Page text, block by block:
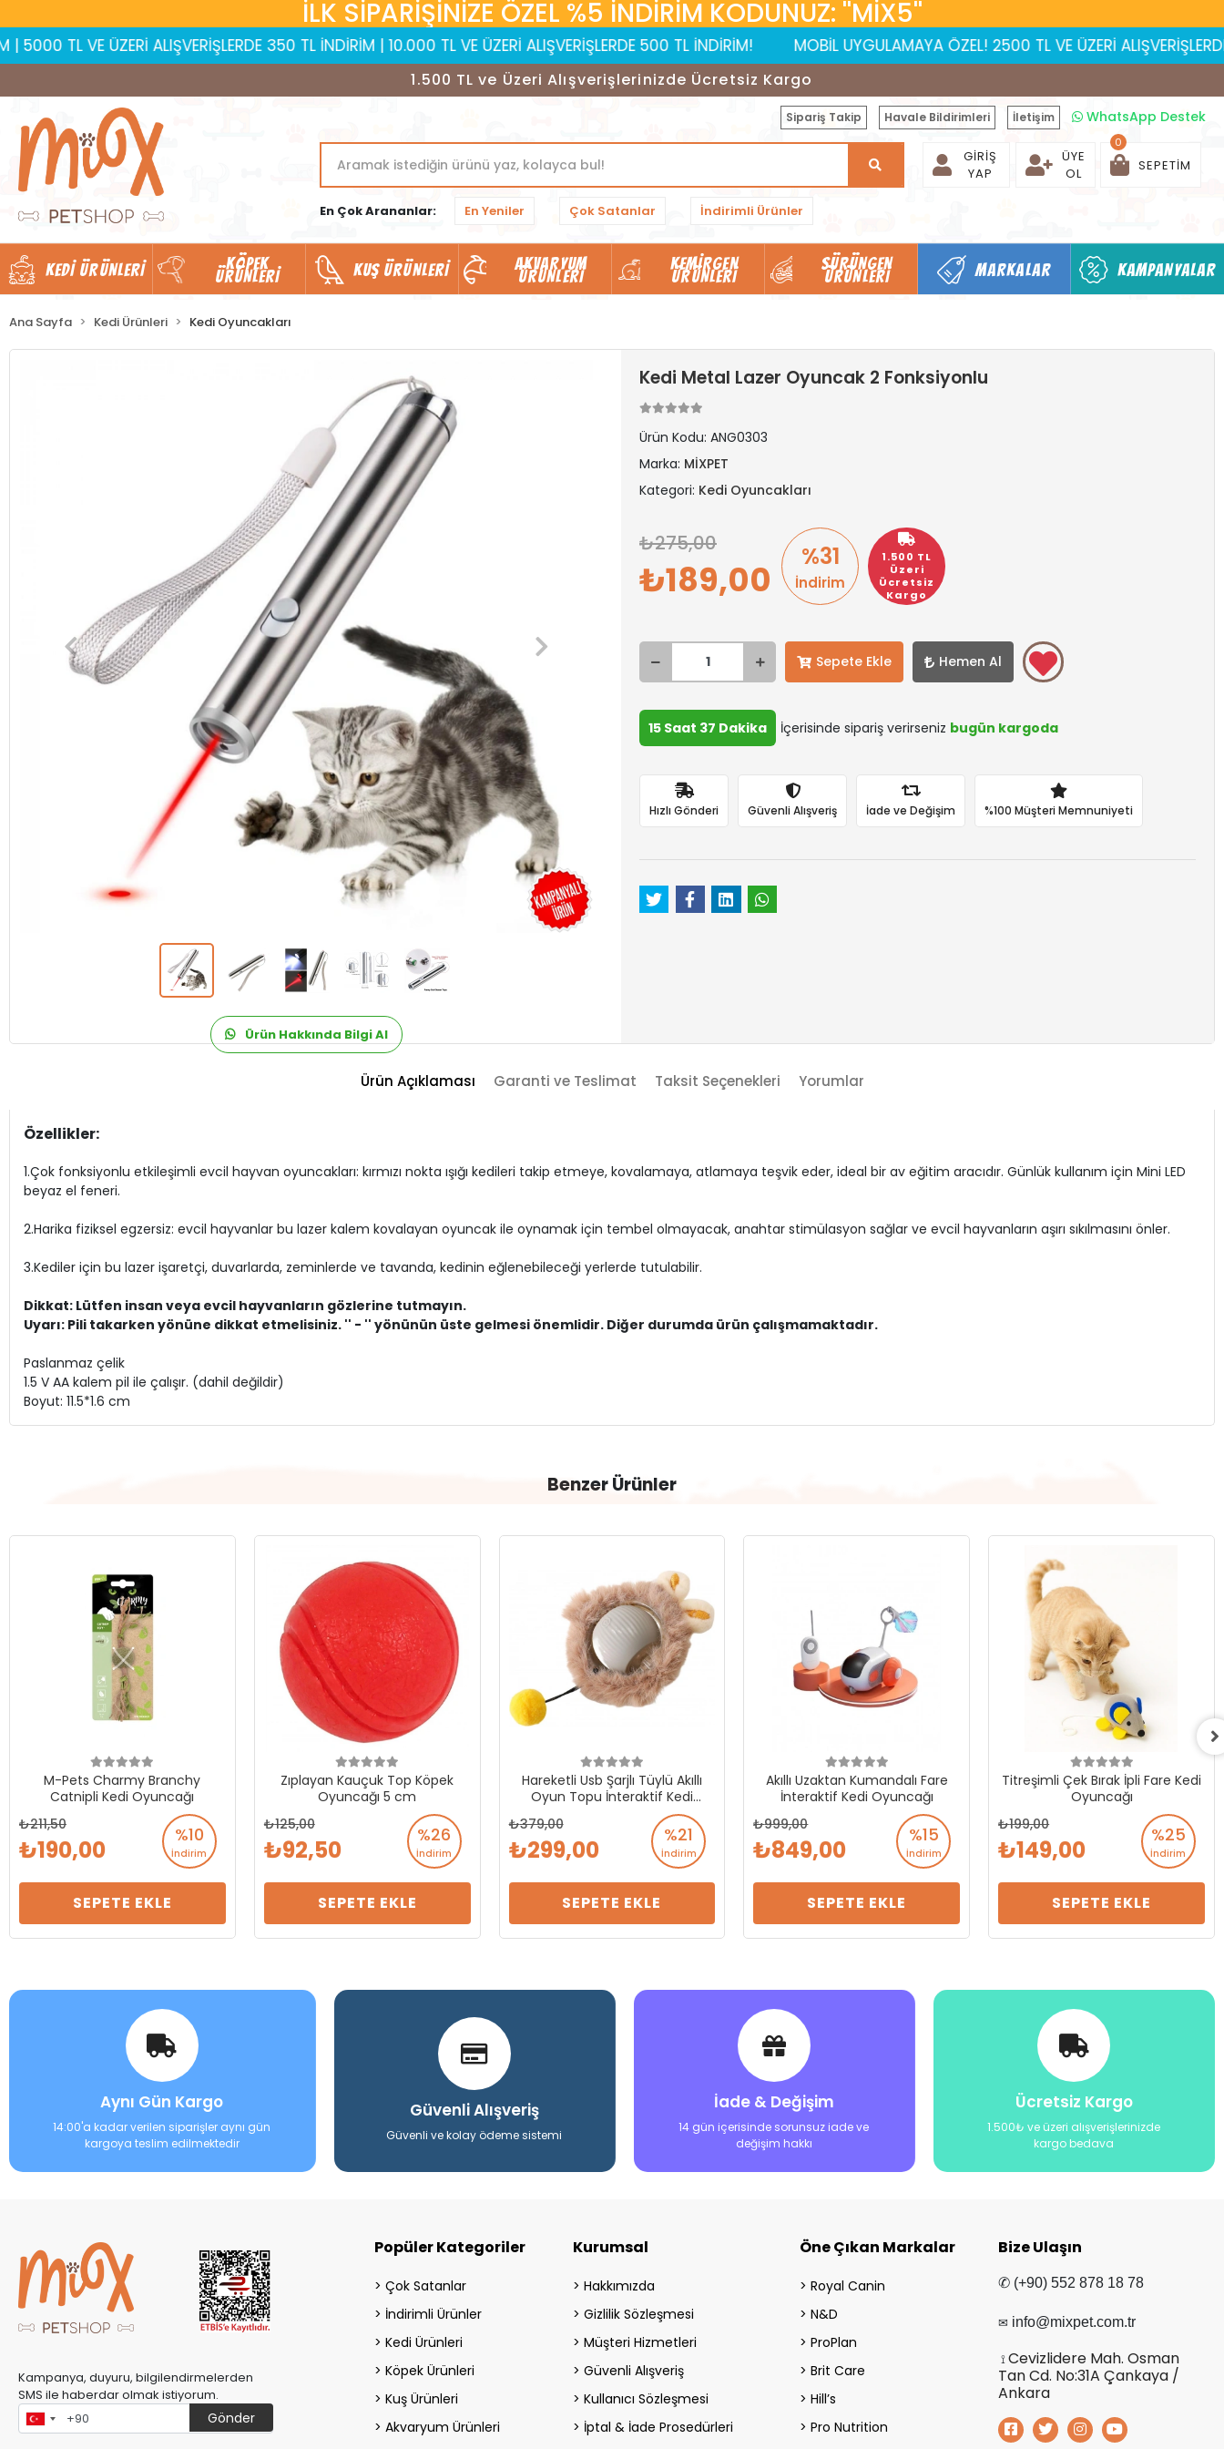
İLK SİPARİŞİNİZE ÖZEL %5 İNDİRİM KODUNUZ: ''MİX5''
ÜZERİ ALIŞVERİŞLERDE 350 TL İNDİRİM | 10.000 TL VE ÜZERİ ALIŞVERİŞLERDE 500 TL İNDİRİM! MOBİL UYGULAMAYA ÖZEL! 2500 TL VE ÜZERİ ALIŞVERİŞLERDE 150
1.500 TL ve Üzeri Alışverişlerinizde Ücretsiz Kargo
Sipariş Takip Havale Bildirimleri İletişim WhatsApp Destek
En Çok Arananlar: En Yeniler Çok Satanlar İndirimli Ürünler
GIRIŞ
YAP
ÜYE
OL
SEPETIM
0
KEDI ÜRÜNLERI KÖPEK
ÜRÜNLERI KUŞ ÜRÜNLERI AKVARYUM
ÜRÜNLERI
KEMIRGEN
ÜRÜNLERI
SÜRÜNGEN
ÜRÜNLERI MARKALAR KAMPANYALAR
Ana Sayfa Kedi Ürünleri Kedi Oyuncakları
Ürün Hakkında Bilgi Al
Kedi Metal Lazer Oyuncak 2 Fonksiyonlu
Ürün Kodu: ANG0303
Marka: MİXPET
Kategori: Kedi Oyuncakları
1.500 TL
Üzeri
Ücretsiz
Kargo
%31
İndirim
275,00
189,00
Sepete Ekle Hemen Al
15 Saat 37 Dakika İçerisinde sipariş verirseniz bugün kargoda
Hızlı Gönderi Güvenli Alışveriş İade ve Değişim %100 Müşteri Memnuniyeti
Ürün Açıklaması Garanti ve Teslimat Taksit Seçenekleri Yorumlar
Özellikler:
1.Çok fonksiyonlu etkileşimli evcil hayvan oyuncakları: kırmızı nokta ışığı kedileri takip etmeye, kovalamaya, atlamaya teşvik eder, ideal bir av eğitim aracıdır. Günlük kullanım için Mini LED
beyaz el feneri.
2.Harika fiziksel egzersiz: evcil hayvanlar bu lazer kalem kovalayan oyuncak ile oynamak için tembel olmayacak, anahtar stimülasyon sağlar ve evcil hayvanların aşırı sıkılmasını önler.
3.Kediler için bu lazer işaretçi, duvarlarda, zeminlerde ve tavanda, kedinin eğlenebileceği yerlerde tutulabilir.
Dikkat: Lütfen insan veya evcil hayvanların gözlerine tutmayın.
Uyarı: Pili takarken yönüne dikkat etmelisiniz. '' - '' yönünün üste gelmesi önemlidir. Diğer durumda ürün çalışmamaktadır.
Paslanmaz çelik
1.5 V AA kalem pil ile çalışır. (dahil değildir)
Boyut: 11.5*1.6 cm
Benzer Ürünler
M-Pets Charmy Branchy
Catnipli Kedi Oyuncağı
%10
İndirim
211,50
190,00
SEPETE EKLE
Zıplayan Kauçuk Top Köpek
Oyuncağı 5 cm
%26
İndirim
125,00
92,50
SEPETE EKLE
Hareketli Usb Şarjlı Tüylü Akıllı
Oyun Topu İnteraktif Kedi
%21
İndirim
379,00
299,00
SEPETE EKLE
Akıllı Uzaktan Kumandalı Fare
İnteraktif Kedi Oyuncağı
%15
İndirim
999,00
849,00
SEPETE EKLE
Titreşimli Çek Bırak İpli Fare Kedi
Oyuncağı
%25
İndirim
199,00
149,00
SEPETE EKLE
Aynı Gün Kargo
14:00'a kadar verilen siparişler aynı gün
kargoya teslim edilmektedir
Güvenli Alışveriş
Güvenli ve kolay ödeme sistemi
İade & Değişim
14 gün içerisinde sorunsuz iade ve
değişim hakkı
Ücretsiz Kargo
1.500₺ ve üzeri alışverişlerinizde
kargo bedava
Kampanya, duyuru, bilgilendirmelerden
SMS ile haberdar olmak istiyorum.
Gönder
Popüler Kategoriler
Çok Satanlar
İndirimli Ürünler
Kedi Ürünleri
Köpek Ürünleri
Kuş Ürünleri
Akvaryum Ürünleri
Kurumsal
Hakkımızda
Gizlilik Sözleşmesi
Müşteri Hizmetleri
Güvenli Alışveriş
Kullanıcı Sözleşmesi
İptal & İade Prosedürleri
Öne Çıkan Markalar
Royal Canin
N&D
ProPlan
Brit Care
Hill’s
Pro Nutrition
Bize Ulaşın
✆ (+90) 552 878 18 78
✉ info@mixpet.com.tr
⟟Cevizlidere Mah. Osman
Tan Cd. No:31A Çankaya /
Ankara